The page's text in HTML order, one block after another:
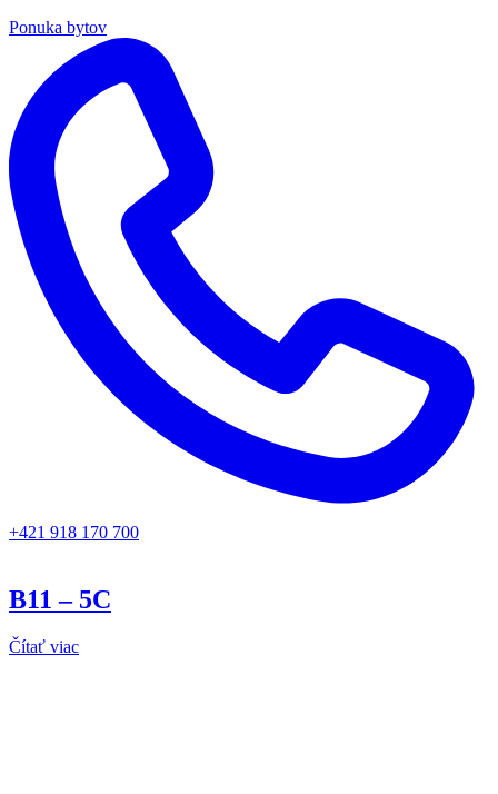
Ponuka bytov
+421 918 170 700
B11 – 5C
Čítať viac